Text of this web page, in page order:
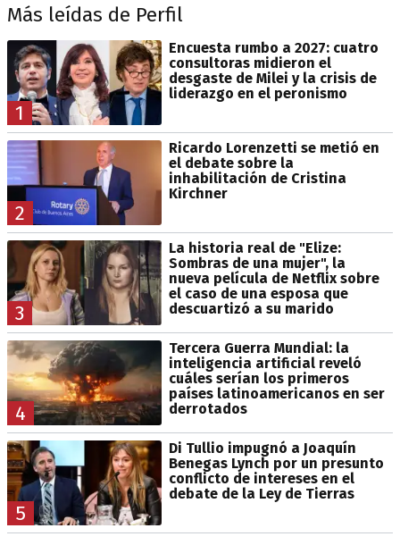
Más leídas de Perfil
1
Encuesta rumbo a 2027: cuatro
consultoras midieron el
desgaste de Milei y la crisis de
liderazgo en el peronismo
2
Ricardo Lorenzetti se metió en
el debate sobre la
inhabilitación de Cristina
Kirchner
3
La historia real de "Elize:
Sombras de una mujer", la
nueva película de Netflix sobre
el caso de una esposa que
descuartizó a su marido
4
Tercera Guerra Mundial: la
inteligencia artificial reveló
cuáles serían los primeros
países latinoamericanos en ser
derrotados
5
Di Tullio impugnó a Joaquín
Benegas Lynch por un presunto
conflicto de intereses en el
debate de la Ley de Tierras